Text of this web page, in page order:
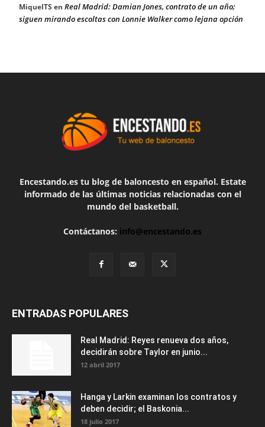
MiquelTS en Real Madrid: Damian Jones, contrato de un año;
siguen mirando escoltas con Lonnie Walker como lejana opción
Encestando.es tu blog de baloncesto en español. Estate
informado de las últimas noticias relacionadas con el
mundo del basketball.
Contáctanos: info@encestando.es
ENTRADAS POPULARES
Real Madrid: Reyes renueva dos años,
decidirán sobre Taylor en junio...
12 abril 2017
Hanga y Larkin examinan los contratos y
deben decidir; el Baskonia...
18 julio 2017